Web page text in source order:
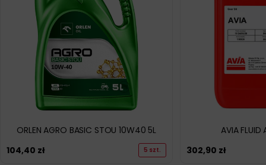
ORLEN AGRO BASIC STOU 10W40 5L
104,40 zł 5 szt.
AVIA FLUID
302,90 zł